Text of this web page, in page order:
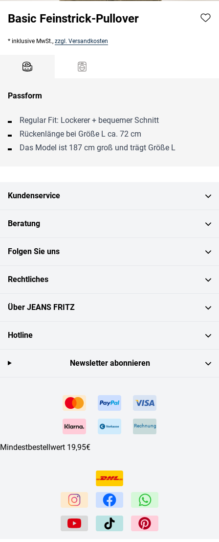
Basic Feinstrick-Pullover
* inklusive MwSt., zzgl. Versandkosten
Passform
Regular Fit: Lockerer + bequemer Schnitt
Rückenlänge bei Größe L ca. 72 cm
Das Model ist 187 cm groß und trägt Größe L
Kundenservice
Beratung
Folgen Sie uns
Rechtliches
Über JEANS FRITZ
Hotline
Rechnung
Mindestbestellwert 19,95€
Newsletter abonnieren